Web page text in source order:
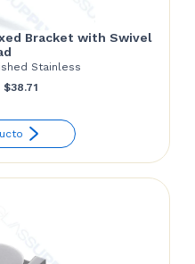
Bracket with Swivel
Stainless
$38.71Price
$31.69
through